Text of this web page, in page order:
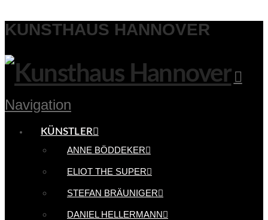
KUNSTHAUS HANNOVER
Navigation
KÜNSTLER
ANNE BÖDDEKER
ELIOT THE SUPER
STEFAN BRÄUNIGER
DANIEL HELLERMANN